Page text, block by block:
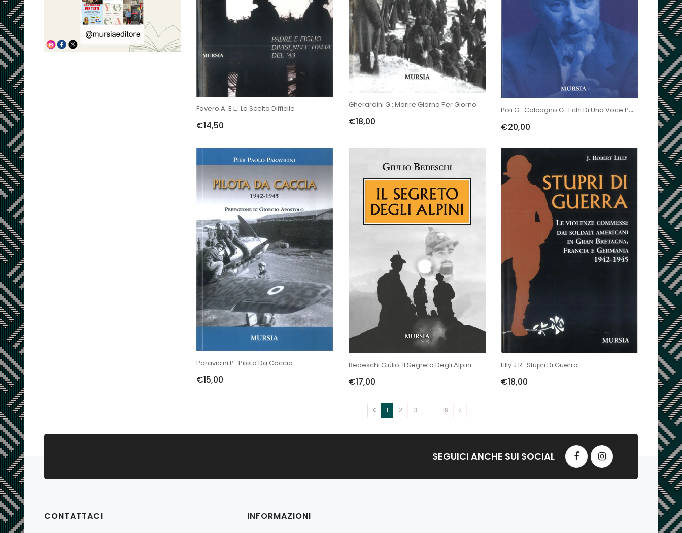
Favero A. E L.: La Scelta Difficile
€14,50
Gherardini G.: Morire Giorno Per Giorno
€18,00
Poli G.-Calcagno G.: Echi Di Una Voce Perduta. Incontri E Conversaz...
€20,00
Paravicini P.: Pilota Da Caccia
€15,00
Bedeschi Giulio: Il Segreto Degli Alpini
€17,00
Lilly J.R.: Stupri Di Guerra.
€18,00
1 2 3 … 19
SEGUICI ANCHE SUI SOCIAL
CONTATTACI INFORMAZIONI